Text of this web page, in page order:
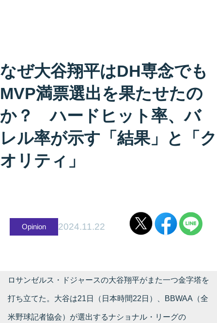
なぜ大谷翔平はDH専念でも
MVP満票選出を果たせたの
か？ ハードヒット率、バ
レル率が示す「結果」と「ク
オリティ」
Opinion 2024.11.22
ロサンゼルス・ドジャースの大谷翔平がまた一つ金字塔を
打ち立てた。大谷は21日（日本時間22日）、BBWAA（全
米野球記者協会）が選出するナショナル・リーグの